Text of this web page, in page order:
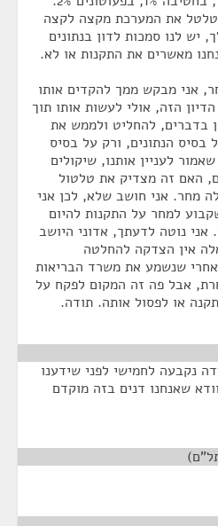
את המערכת מקצה לקצה
יש לנו סמכות לדון בנתונים
מאשרים את התקנות או לא.
אני מבקש ממך להקדים אותו
הזה, אולי לעשות אותו תוך
בדברים, להחליט ולממש את
בסיס הנתונים, ורק על בסיס
לעניין אותנו, שיקולים
האם זה מצדיק את טלטול
מחר. אני חושב שלא, לכן אני
למחר על התקנות להיום
נוטה לדעתך, אדוני היושב
אין הצדקה להחלטה
שנשמע את משרד הבריאות
אבל פה זה המקום לפקח על
או לפסול אותה. תודה.
נקבעה לחמישי לפני שידענו
שאנחנו דנים בזה מוקדם